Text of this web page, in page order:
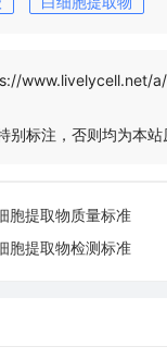
www.livelycell.net/
别标注，否则均为本站
胞提取物质量标准
胞提取物检测标准